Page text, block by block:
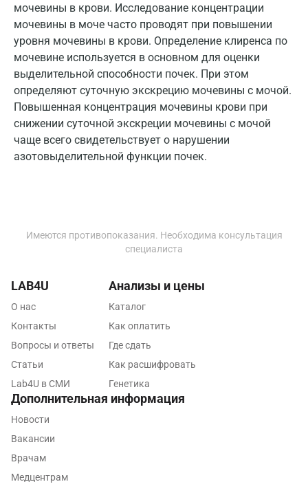
мочевины в крови. Исследование концентрации
мочевины в моче часто проводят при повышении
уровня мочевины в крови. Определение клиренса по
мочевине используется в основном для оценки
выделительной способности почек. При этом
определяют суточную экскрецию мочевины с мочой.
Повышенная концентрация мочевины крови при
снижении суточной экскреции мочевины с мочой
чаще всего свидетельствует о нарушении
азотовыделительной функции почек.
Мытищи
Набережные Челны
Наро-Фоминск
Нижневартовск
Нижнекамск
Новокузнецк
Ногинск
Одинцово
Павловский посад
Пенза
Пермь
Имеются противопоказания. Необходима консультация
специалиста
LAB4U
О нас
Контакты
Вопросы и ответы
Статьи
Lab4U в СМИ
Анализы и цены
Каталог
Как оплатить
Где сдать
Как расшифровать
Генетика
Дополнительная информация
Новости
Вакансии
Врачам
Медцентрам